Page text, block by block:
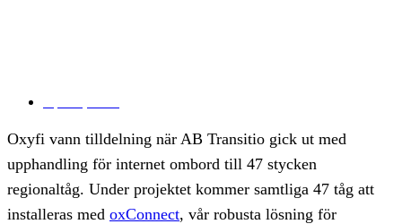
Oxyfi vann tilldelning när AB Transitio gick ut med
upphandling för internet ombord till 47 stycken
regionaltåg. Under projektet kommer samtliga 47 tåg att
installeras med oxConnect, vår robusta lösning för